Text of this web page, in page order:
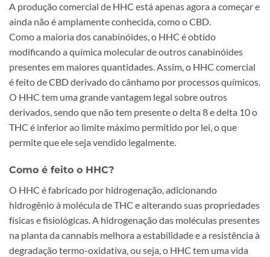
A produção comercial de HHC está apenas agora a começar e
ainda não é amplamente conhecida, como o CBD.
Como a maioria dos canabinóides, o HHC é obtido
modificando a química molecular de outros canabinóides
presentes em maiores quantidades. Assim, o HHC comercial
é feito de CBD derivado do cânhamo por processos químicos.
O HHC tem uma grande vantagem legal sobre outros
derivados, sendo que não tem presente o delta 8 e delta 10 o
THC é inferior ao limite máximo permitido por lei, o que
permite que ele seja vendido legalmente.
Como é feito o HHC?
O HHC é fabricado por hidrogenação, adicionando
hidrogênio à molécula de THC e alterando suas propriedades
físicas e fisiológicas. A hidrogenação das moléculas presentes
na planta da cannabis melhora a estabilidade e a resistência à
degradação termo-oxidativa, ou seja, o HHC tem uma vida